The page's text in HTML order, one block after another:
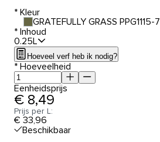
* Kleur
GRATEFULLY GRASS PPG1115-7
* Inhoud
0.25L
Hoeveel verf heb ik nodig?
* Hoeveelheid
Eenheidsprijs
€ 8,49
Prijs per L:
€ 33,96
Beschikbaar